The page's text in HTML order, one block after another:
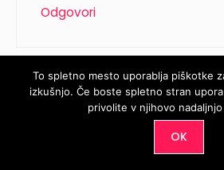
Odgovori
4 avgusta, 2011 at 09:56
To spletno mesto uporablja piškotke
izkušnjo. Če boste spletno stran
privolite v njihovo
OK